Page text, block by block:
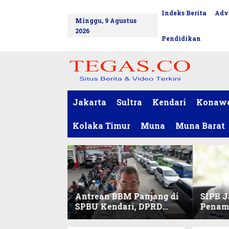
Minggu, 9 Agustus
2026
Indeks Berita
Pendidikan
Jakarta Sultra Kendari
Kolaka Timur Muna Muna Barat
Antrean BBM Panjang di
SPBU Kendari, DPRD
Sultra Duga Sistem
SIPB